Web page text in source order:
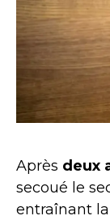
Après deux
secoué le
entraînant